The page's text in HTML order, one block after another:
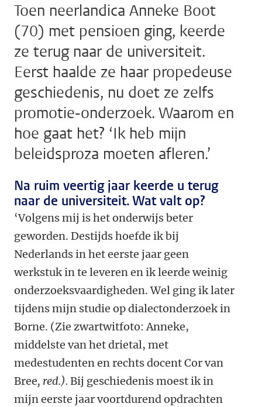
Toen neerlandica Anneke Boot
(70) met pensioen ging, keerde
ze terug naar de universiteit.
Eerst haalde ze haar propedeuse
geschiedenis, nu doet ze zelfs
promotie-onderzoek. Waarom en
hoe gaat het? ‘Ik heb mijn
beleidsproza moeten afleren.’
Na ruim veertig jaar keerde u terug
naar de universiteit. Wat valt op?
‘Volgens mij is het onderwijs beter
geworden. Destijds hoefde ik bij
Nederlands in het eerste jaar geen
werkstuk in te leveren en ik leerde weinig
onderzoeksvaardigheden. Wel ging ik later
tijdens mijn studie op dialectonderzoek in
Borne. (Zie zwartwitfoto: Anneke,
middelste van het drietal, met
medestudenten en rechts docent Cor van
Bree, red.). Bij geschiedenis moest ik in
mijn eerste jaar voortdurend opdrachten